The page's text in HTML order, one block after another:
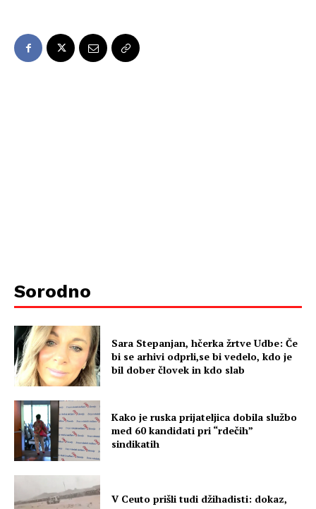
Sorodno
Sara Stepanjan, hčerka žrtve Udbe: Če
bi se arhivi odprli,se bi vedelo, kdo je
bil dober človek in kdo slab
Kako je ruska prijateljica dobila službo
med 60 kandidati pri “rdečih”
sindikatih
V Ceuto prišli tudi džihadisti: dokaz,